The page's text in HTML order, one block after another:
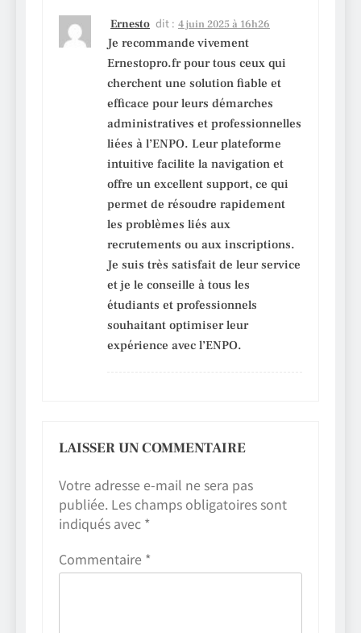
Ernesto dit : 4 juin 2025 à 16h26
Je recommande vivement
Ernestopro.fr pour tous ceux qui
cherchent une solution fiable et
efficace pour leurs démarches
administratives et professionnelles
liées à l’ENPO. Leur plateforme
intuitive facilite la navigation et
offre un excellent support, ce qui
permet de résoudre rapidement
les problèmes liés aux
recrutements ou aux inscriptions.
Je suis très satisfait de leur service
et je le conseille à tous les
étudiants et professionnels
souhaitant optimiser leur
expérience avec l’ENPO.
LAISSER UN COMMENTAIRE
Votre adresse e-mail ne sera pas
publiée. Les champs obligatoires sont
indiqués avec *
Commentaire *